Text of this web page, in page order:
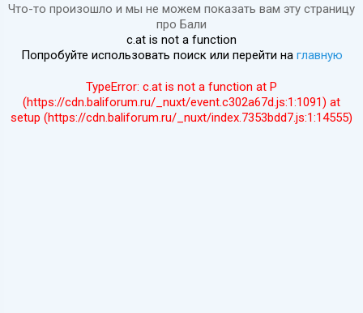
Что-то произошло и мы не можем показать вам эту страницу
про Бали
c.at is not a function
Попробуйте использовать поиск или перейти на главную
TypeError: c.at is not a function at P
(https://cdn.baliforum.ru/_nuxt/event.c302a67d.js:1:1091) at
setup (https://cdn.baliforum.ru/_nuxt/index.7353bdd7.js:1:14555)